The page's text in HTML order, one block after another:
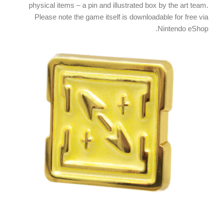
physical items – a pin and illustrated box by the art team.
Please note the game itself is downloadable for free via
Nintendo eShop.